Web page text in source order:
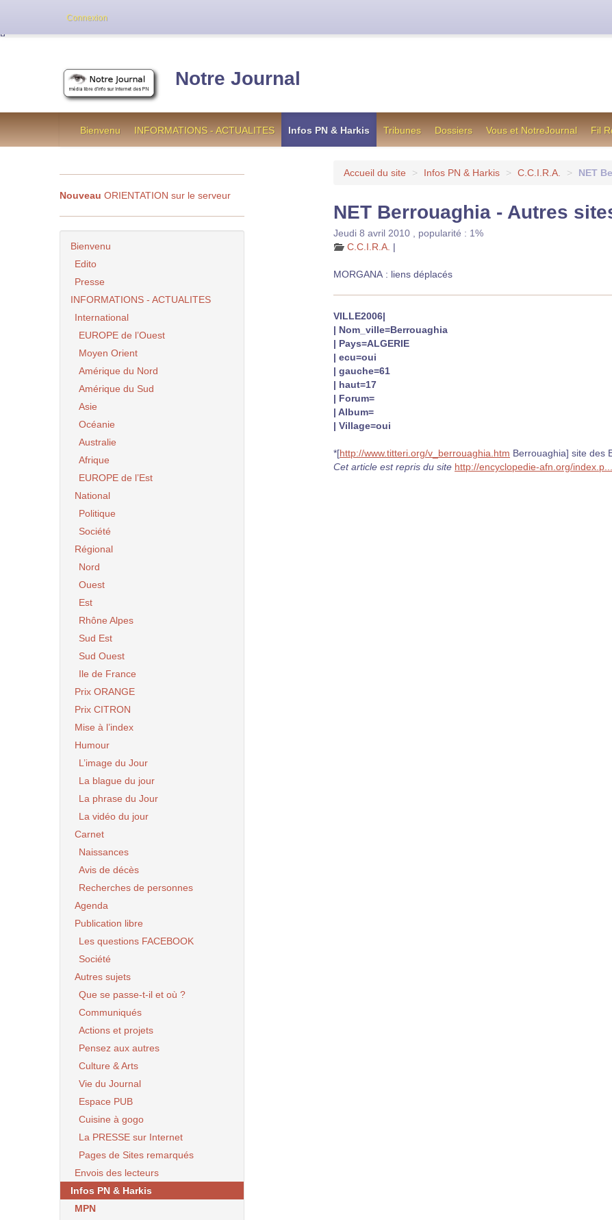
Notre Journal
Bienvenu INFORMATIONS - ACTUALITES Infos PN & Harkis Tribunes Dossiers Vous et NotreJournal Fil
Accueil du site > Infos PN & Harkis > C.C.I.R.A. > NET
NET Berrouaghia - Autres
Jeudi 8 avril 2010
popularité : 1%
C.C.I.R.A. |
MORGANA : liens déplacés
VILLE2006|
| Nom_ville=Berrouaghia
| Pays=ALGERIE
| ecu=oui
| gauche=61
| haut=17
| Forum=
| Album=
| Village=oui
*[http://www.titteri.org/v_berrouaghia.htm Berrouaghia] site des
Cet article est repris du site http://encyclopedie-afn.org/index.p...
Nouveau ORIENTATION sur le serveur
Bienvenu
Edito
Presse
INFORMATIONS - ACTUALITES
International
EUROPE de l’Ouest
Moyen Orient
Amérique du Nord
Amérique du Sud
Asie
Océanie
Australie
Afrique
EUROPE de l’Est
National
Politique
Société
Régional
Nord
Ouest
Est
Rhône Alpes
Sud Est
Sud Ouest
Ile de France
Prix ORANGE
Prix CITRON
Mise à l’index
Humour
L’image du Jour
La blague du jour
La phrase du Jour
La vidéo du jour
Carnet
Naissances
Avis de décès
Recherches de personnes
Agenda
Publication libre
Les questions FACEBOOK
Société
Autres sujets
Que se passe-t-il et où ?
Communiqués
Actions et projets
Pensez aux autres
Culture & Arts
Vie du Journal
Espace PUB
Cuisine à gogo
La PRESSE sur Internet
Pages de Sites remarqués
Envois des lecteurs
Infos PN & Harkis
MPN
Connexion
Cette version de NotreJournal représente l’ancienne formule utilisée jusqu’en octobre 2012, en cas de